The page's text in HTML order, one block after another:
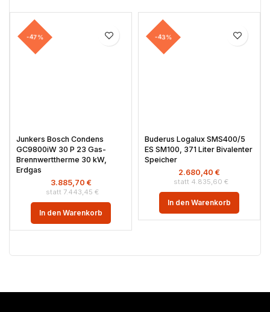
-47%
Junkers Bosch Condens
GC9800iW 30 P 23 Gas-
Brennwerttherme 30 kW,
Erdgas
7.443,45 €
3.885,70 €
In den Warenkorb
-43%
Buderus Logalux SMS400/5
ES SM100, 371 Liter Bivalenter
Speicher
4.835,60 €
2.680,40 €
In den Warenkorb